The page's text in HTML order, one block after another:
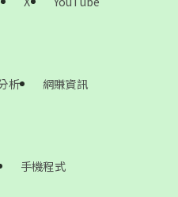
析
網賺資訊
手機程式